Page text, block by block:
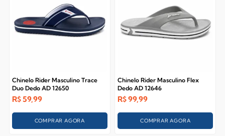
Chinelo Rider Masculino Trace
Duo Dedo AD 12650
R$59,99
COMPRAR AGORA
Chinelo Rider Masculino Flex
Dedo AD 12646
R$99,99
COMPRAR AGORA